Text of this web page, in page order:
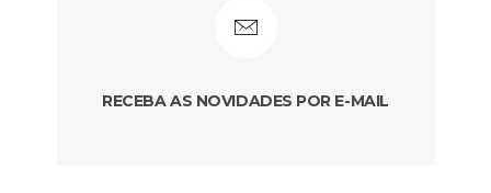
RECEBA AS NOVIDADES POR E-MAIL